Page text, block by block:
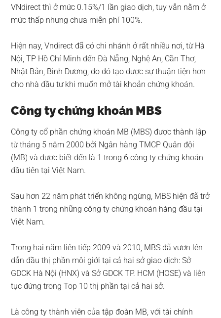
VNdirect thì ở mức 0.15%/1 lần giao dịch, tuy vẫn nằm ở
mức thấp nhưng chưa miễn phí 100%.
Hiện nay, Vndirect đã có chi nhánh ở rất nhiều nơi, từ Hà
Nội, TP Hồ Chí Minh đến Đà Nẵng, Nghệ An, Cần Thơ,
Nhật Bản, Bình Dương, do đó tạo được sự thuận tiện hơn
cho nhà đầu tư khi muốn mở tài khoản chứng khoán.
Công ty chứng khoán MBS
Công ty cổ phần chứng khoán MB (MBS) được thành lập
từ tháng 5 năm 2000 bởi Ngân hàng TMCP Quân đội
(MB) và được biết đến là 1 trong 6 công ty chứng khoán
đầu tiên tại Việt Nam.
Sau hơn 22 năm phát triển không ngừng, MBS hiện đã trở
thành 1 trong những công ty chứng khoán hàng đầu tại
Việt Nam.
Trong hai năm liên tiếp 2009 và 2010, MBS đã vươn lên
dẫn đầu thị phần môi giới tại cả hai sở giao dịch: Sở
GDCK Hà Nội (HNX) và Sở GDCK TP. HCM (HOSE) và liên
tục đứng trong Top 10 thị phần tại cả hai sở.
Là công ty thành viên của tập đoàn MB, với tài chính